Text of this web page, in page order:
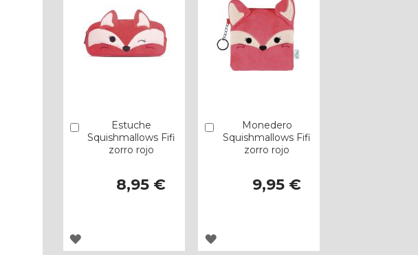
Estuche
Squishmallows Fifi
zorro rojo
8,95 €
AGREGAR
Monedero
Squishmallows Fifi
zorro rojo
9,95 €
Añadir
AGREGAR